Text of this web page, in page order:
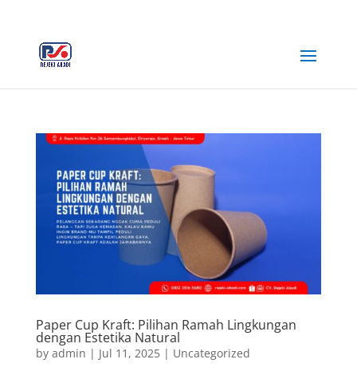
Paper Cup Kraft: Pilihan Ramah Lingkungan
dengan Estetika Natural
by admin | Jul 11, 2025| Uncategorized